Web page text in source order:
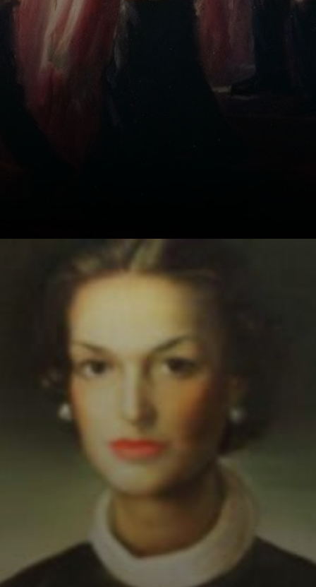
brinquedos de
balanço e nadar
nos rios.
O circo era um
tesouro precioso
para ele, um
mundo lúdico e
espirituoso que
ele retratou em
suas obras várias